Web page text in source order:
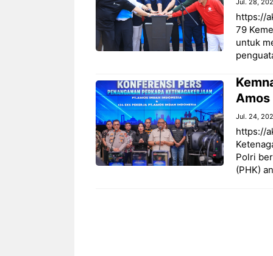
https://
79
untuk
Jul. 24,
https://
Polri
(PHK)